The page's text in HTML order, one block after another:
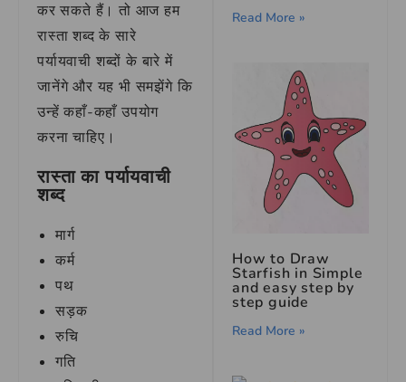
कर सकते हैं। तो आज हम
रास्ता शब्द के सारे
पर्यायवाची शब्दों के बारे में
जानेंगे और यह भी समझेंगे कि
उन्हें कहाँ-कहाँ उपयोग
करना चाहिए।
रास्ता का पर्यायवाची
शब्द
मार्ग
कर्म
पथ
सड़क
रुचि
गति
Read More »
How to Draw
Starfish in Simple
and easy step by
step guide
Read More »